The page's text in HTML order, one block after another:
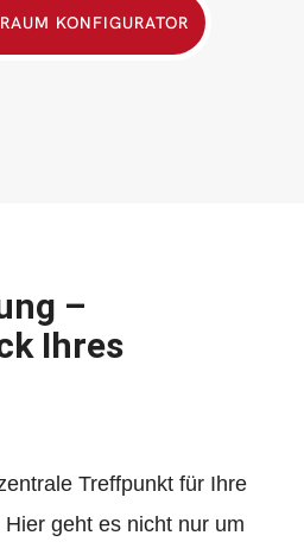
KONFIGURATOR
–
Ihres
Treffpunkt für Ihre
geht es nicht nur um